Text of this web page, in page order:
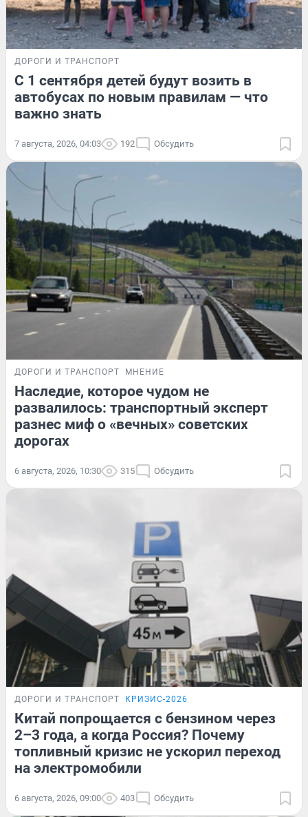
ДОРОГИ И ТРАНСПОРТ
С 1 сентября детей будут возить в
автобусах по новым правилам — что
важно знать
7 августа, 2026, 04:03 192 Обсудить
ДОРОГИ И ТРАНСПОРТ МНЕНИЕ
Наследие, которое чудом не
развалилось: транспортный эксперт
разнес миф о «вечных» советских
дорогах
6 августа, 2026, 10:30 315 Обсудить
ДОРОГИ И ТРАНСПОРТ КРИЗИС-2026
Китай попрощается с бензином через
2–3 года, а когда Россия? Почему
топливный кризис не ускорил переход
на электромобили
6 августа, 2026, 09:00 403 Обсудить